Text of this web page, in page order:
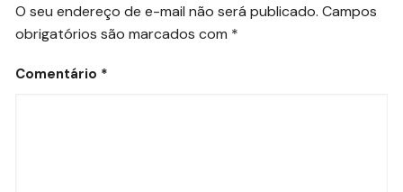
O seu endereço de e-mail não será publicado. Campos
obrigatórios são marcados com *
Comentário *